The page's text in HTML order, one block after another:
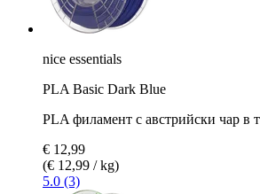
nice essentials
PLA Basic Dark Blue
PLA филамент с австрийски чар в
€ 12,99
(€ 12,99 / kg)
5.0 (3)